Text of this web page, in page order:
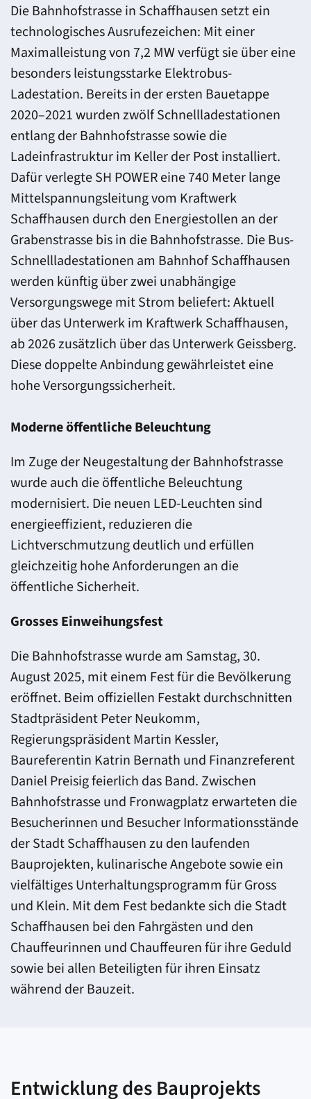
Die Bahnhofstrasse in Schaffhausen setzt ein
technologisches Ausrufezeichen: Mit einer
Maximalleistung von 7,2 MW verfügt sie über eine
besonders leistungsstarke Elektrobus-
Ladestation. Bereits in der ersten Bauetappe
2020–2021 wurden zwölf Schnellladestationen
entlang der Bahnhofstrasse sowie die
Ladeinfrastruktur im Keller der Post installiert.
Dafür verlegte SH POWER eine 740 Meter lange
Mittelspannungsleitung vom Kraftwerk
Schaffhausen durch den Energiestollen an der
Grabenstrasse bis in die Bahnhofstrasse. Die Bus-
Schnellladestationen am Bahnhof Schaffhausen
werden künftig über zwei unabhängige
Versorgungswege mit Strom beliefert: Aktuell
über das Unterwerk im Kraftwerk Schaffhausen,
ab 2026 zusätzlich über das Unterwerk Geissberg.
Diese doppelte Anbindung gewährleistet eine
hohe Versorgungssicherheit.
Moderne öffentliche Beleuchtung
Im Zuge der Neugestaltung der Bahnhofstrasse
wurde auch die öffentliche Beleuchtung
modernisiert. Die neuen LED-Leuchten sind
energieeffizient, reduzieren die
Lichtverschmutzung deutlich und erfüllen
gleichzeitig hohe Anforderungen an die
öffentliche Sicherheit.
Grosses Einweihungsfest
Die Bahnhofstrasse wurde am Samstag, 30.
August 2025, mit einem Fest für die Bevölkerung
eröffnet. Beim offiziellen Festakt durchschnitten
Stadtpräsident Peter Neukomm,
Regierungspräsident Martin Kessler,
Baureferentin Katrin Bernath und Finanzreferent
Daniel Preisig feierlich das Band. Zwischen
Bahnhofstrasse und Fronwagplatz erwarteten die
Besucherinnen und Besucher Informationsstände
der Stadt Schaffhausen zu den laufenden
Bauprojekten, kulinarische Angebote sowie ein
vielfältiges Unterhaltungsprogramm für Gross
und Klein. Mit dem Fest bedankte sich die Stadt
Schaffhausen bei den Fahrgästen und den
Chauffeurinnen und Chauffeuren für ihre Geduld
sowie bei allen Beteiligten für ihren Einsatz
während der Bauzeit.
Entwicklung des Bauprojekts